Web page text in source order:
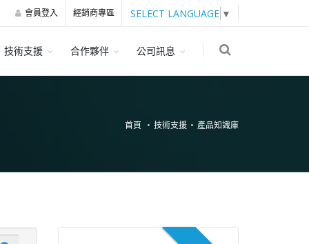
會員登入 經銷商專區 SELECT LANGUAGE ▼
技術支援 合作夥伴 公司訊息
首頁 技術支援 產品知識庫